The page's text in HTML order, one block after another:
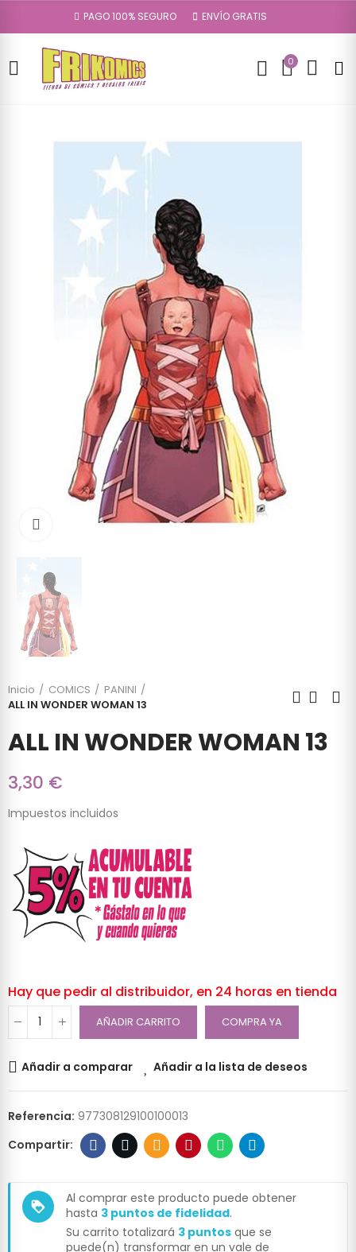
PAGO 100% SEGURO ENVÍO GRATIS
0
Click to enlarge
Inicio COMICS
PANINI
ALL IN WONDER WOMAN 13
ALL IN WONDER WOMAN 13
3,30 €
Impuestos incluidos
Hay que pedir al distribuidor, en 24 horas en tienda
AÑADIR CARRITO COMPRA YA
Añadir a comparar Añadir a la lista de deseos
Referencia: 977308129100100013
loyalty
Al comprar este producto puede obtener
hasta 3 puntos de fidelidad.
Su carrito totalizará 3 puntos que se
puede(n) transformar en un vale de